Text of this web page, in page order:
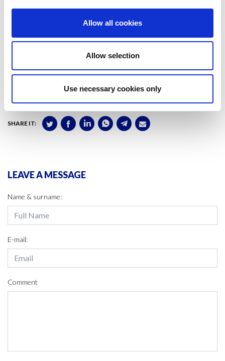
Allow all cookies
Allow selection
Use necessary cookies only
FAO lidera proyectosque están dando resultados positivos en la
Por ello, la organización llama al optimismo “en la lucha por el atún del
el océano que necesitamos para el futuro que
queremos”.
SHARE IT:
LEAVE A MESSAGE
Name & surname:
E-mail:
Comment